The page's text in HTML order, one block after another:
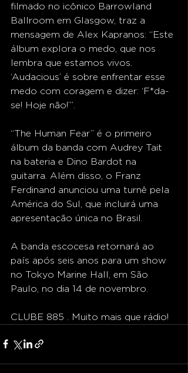
filmado no icônico Barrowland
Ballroom em Glasgow, traz a
mensagem de Alex Kapranos: “Este
álbum explora o medo, que nos
lembra que estamos vivos.
‘Audacious’ é sobre enfrentar esse
medo com coragem e dizer: ‘F*da-
se! Hoje não!’”.
“The Human Fear” é o primeiro
álbum da banda com Audrey Tait
na bateria e Dino Bardot na
guitarra. Além disso, o Franz
Ferdinand anunciou uma turnê pela
América do Sul, que incluirá uma
apresentação única no Brasil.
A banda escocesa retornará ao
país após seis anos para um show
no Tokyo Marine Hall, em São
Paulo, no dia 14 de novembro.
CLUBE 885 . Muito mais que rádio!